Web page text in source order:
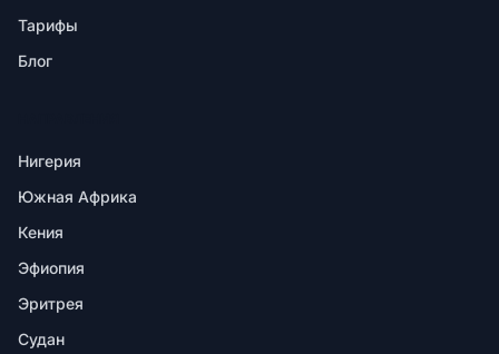
Тарифы
Блог
Нигерия
Южная Африка
Кения
Эфиопия
Эритрея
Судан